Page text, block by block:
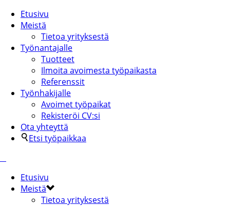
Etusivu
Meistä
Tietoa yrityksestä
Työnantajalle
Tuotteet
Ilmoita avoimesta työpaikasta
Referenssit
Työnhakijalle
Avoimet työpaikat
Rekisteröi CV:si
Ota yhteyttä
Etsi työpaikkaa
Etusivu
Meistä
Tietoa yrityksestä